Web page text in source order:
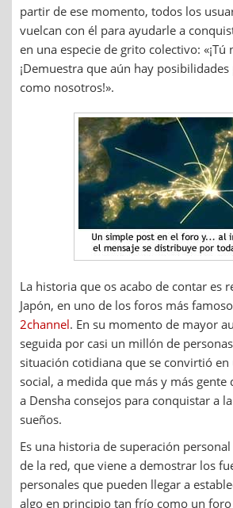
partir de ese momento, todos los
vuelcan con él para ayudarle a
en una especie de grito colectivo: «¡Tú
¡Demuestra que aún hay
como nosotros!».
La historia que os acabo de contar es
Japón, en uno de los foros más
2channel. En su momento de mayor
seguida por casi un millón de
situación cotidiana que se convirtió
social, a medida que más y más
a Densha consejos para conquistar a
sueños.
Es una historia de superación
de la red, que viene a demostrar los
personales que pueden llegar a
algo en principio tan frío como un